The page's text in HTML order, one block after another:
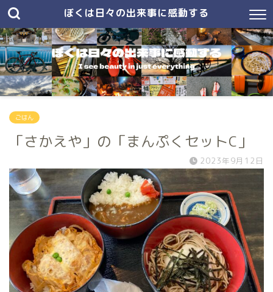
ぼくは日々の出来事に感動する
ごはん
「さかえや」の「まんぷくセットC」
2023年9月12日